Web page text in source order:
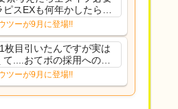
スEXも何年かしたら来
厳選したい育てたいっ
にもならないのがこのゲ
ツーが9月に登場!!
枚目引いたんですが実は
....おてボの採用への影
す。ありがとうござい
ぶ強めのABBレントラ
不安なんで1枚目にしよう
ツーが9月に登場!!